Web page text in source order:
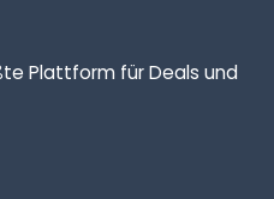
Plattform für Deals und